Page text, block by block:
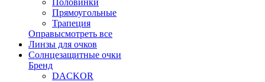
Прямоугольные
Трапеция
Оправысмотреть все
Линзы для очков
Солнцезащитные очки
Бренд
DACKOR